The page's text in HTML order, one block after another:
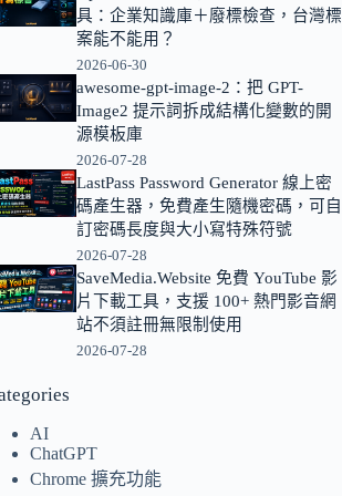
具：企業知識庫＋廢標檢查，台灣標
案能不能用？
2026-06-30
awesome-gpt-image-2：把 GPT-
Image2 提示詞拆成結構化變數的開
源模板庫
2026-07-28
LastPass Password Generator 線上密
碼產生器，免費產生隨機密碼，可自
訂密碼長度與大小寫特殊符號
2026-07-28
SaveMedia.Website 免費 YouTube 影
片下載工具，支援 100+ 熱門影音網
站不須註冊無限制使用
2026-07-28
AI
ChatGPT
Chrome 擴充功能